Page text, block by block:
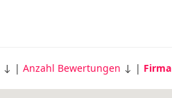
↓ | Anzahl Bewertungen ↓ | Firma